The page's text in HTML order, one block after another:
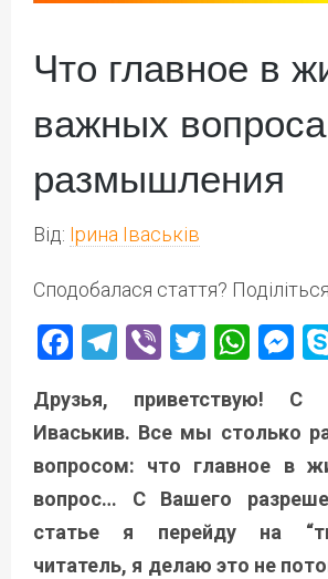
Что главное в
важных
размышления
Від: Ірина Іваськів
Сподобалася стаття?
Facebook
Telegram
ViberTwitter
Друзья, приветствую! С
Иваськив. Все мы столько
вопросом: что главное в
вопрос… С Вашего
статье я перейду на
читатель, я делаю это не